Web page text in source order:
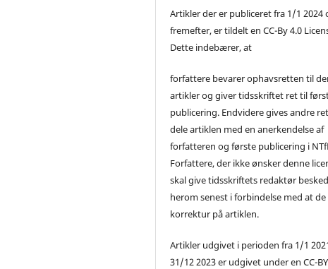
Artikler der er publiceret fra 1/1 2024
fremefter, er tildelt en CC-By 4.0
Dette indebærer, at
forfattere bevarer ophavsretten til
artikler og giver tidsskriftet ret til
publicering. Endvidere gives andre
dele artiklen med en anerkendelse af
forfatteren og første publicering i
Forfattere, der ikke ønsker denne
skal give tidsskriftets redaktør besked
herom senest i forbindelse med at
korrektur på artiklen.
Artikler udgivet i perioden fra 1/1
31/12 2023 er udgivet under en CC-